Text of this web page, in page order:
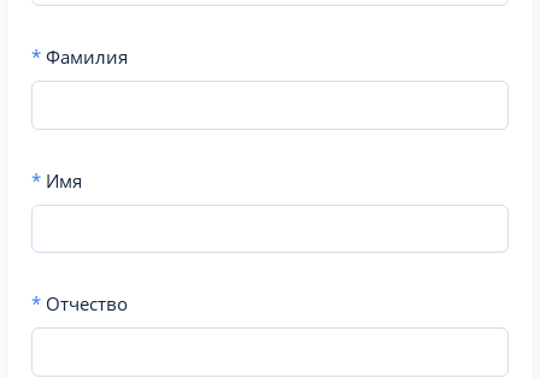
* Фамилия
* Имя
* Отчество